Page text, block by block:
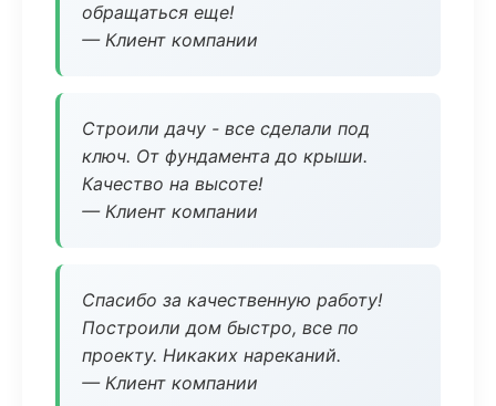
обращаться еще!
— Клиент компании
Строили дачу - все сделали под
ключ. От фундамента до крыши.
Качество на высоте!
— Клиент компании
Спасибо за качественную работу!
Построили дом быстро, все по
проекту. Никаких нареканий.
— Клиент компании